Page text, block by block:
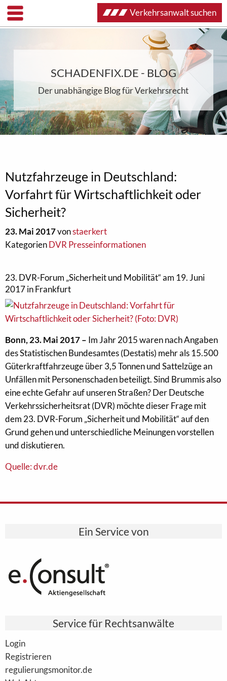
SCHADENFIX.DE - BLOG
Der unabhängige Blog für Verkehrsrecht
Nutzfahrzeuge in Deutschland:
Vorfahrt für Wirtschaftlichkeit oder
Sicherheit?
23. Mai 2017vonstaerkert
KategorienDVR Presseinformationen
23. DVR-Forum „Sicherheit und Mobilität“ am 19. Juni
2017 in Frankfurt
Bonn, 23. Mai 2017 – Im Jahr 2015 waren nach Angaben
des Statistischen Bundesamtes (Destatis) mehr als 15.500
Güterkraftfahrzeuge über 3,5 Tonnen und Sattelzüge an
Unfällen mit Personenschaden beteiligt. Sind Brummis also
eine echte Gefahr auf unseren Straßen? Der Deutsche
Verkehrssicherheitsrat (DVR) möchte dieser Frage mit
dem 23. DVR-Forum „Sicherheit und Mobilität“ auf den
Grund gehen und unterschiedliche Meinungen vorstellen
und diskutieren.
Quelle: dvr.de
Ein Service von
Service für Rechtsanwälte
Login
Registrieren
regulierungsmonitor.de
Verkehrsanwalt suchen